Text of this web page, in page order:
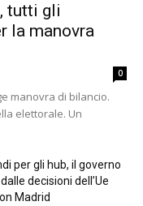
tutti gli
la manovra
0
manovra di bilancio.
elettorale. Un
per gli hub, il governo
decisioni dell’Ue
Madrid